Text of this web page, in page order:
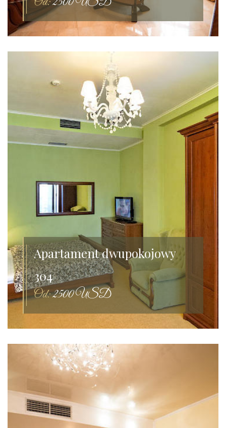
Apartament dwupokojowy
304
Od:2500 USD